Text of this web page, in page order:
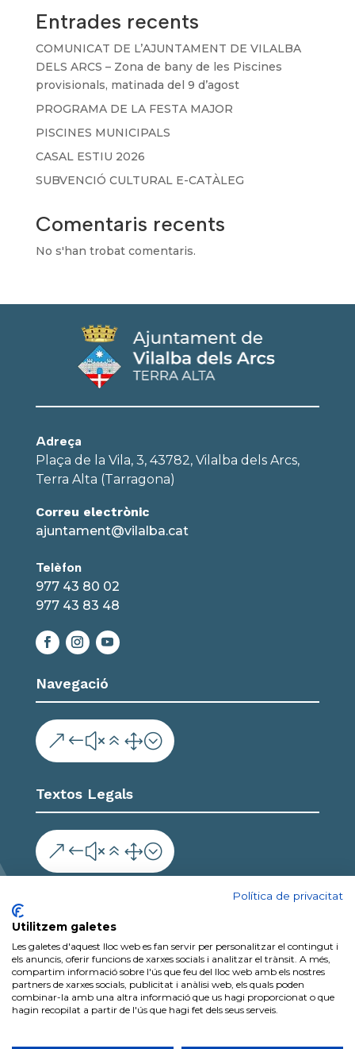
Entrades recents
COMUNICAT DE L’AJUNTAMENT DE VILALBA
DELS ARCS – Zona de bany de les Piscines
provisionals, matinada del 9 d’agost
PROGRAMA DE LA FESTA MAJOR
PISCINES MUNICIPALS
CASAL ESTIU 2026
SUBVENCIÓ CULTURAL E-CATÀLEG
Comentaris recents
No s'han trobat comentaris.
Adreça
Plaça de la Vila, 3, 43782, Vilalba dels Arcs,
Terra Alta (Tarragona)
Correu electrònic
ajuntament@vilalba.cat
Telèfon
977 43 80 02
977 43 83 48
Navegació
&#x61;
Textos Legals
&#x61;
Política de privacitat
Utilitzem galetes
Les galetes d'aquest lloc web es fan servir per personalitzar el contingut i
els anuncis, oferir funcions de xarxes socials i analitzar el trànsit. A més,
compartim informació sobre l'ús que feu del lloc web amb els nostres
partners de xarxes socials, publicitat i anàlisi web, els quals poden
combinar-la amb una altra informació que us hagi proporcionat o que
hagin recopilat a partir de l'ús que hagi fet dels seus serveis.